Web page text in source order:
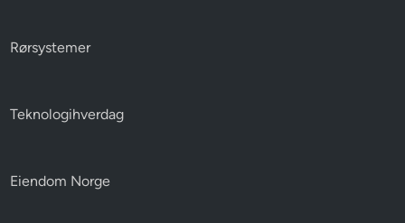
Rørsystemer
Teknologihverdag
Eiendom Norge